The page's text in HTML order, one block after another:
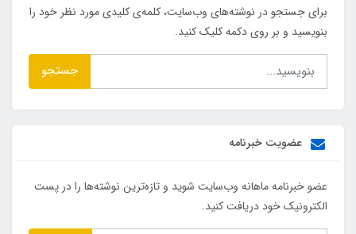
برای جستجو در نوشته‌های وب‌سایت، کلمه‌ی کلیدی مورد نظر خود را
بنویسید و بر روی دکمه کلیک کنید.
جستجو
عضویت خبرنامه
عضو خبرنامه ماهانه وب‌سایت شوید و تازه‌ترین نوشته‌ها را در پست
الکترونیک خود دریافت کنید.